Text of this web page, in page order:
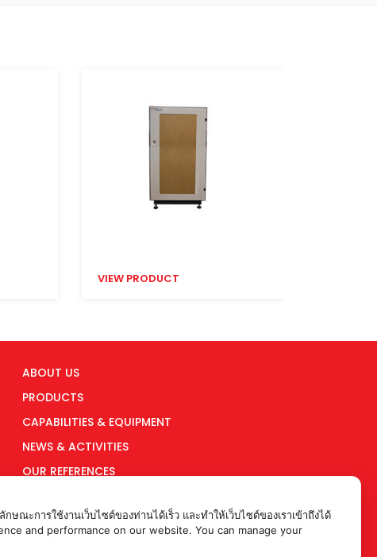
VIEW PRODUCT
ABOUT US
PRODUCTS
CAPABILITIES & EQUIPMENT
NEWS & ACTIVITIES
OUR REFERENCES
WORK WITH US
ณะการใช้งานเว็บไซต์ของท่านได้เร็ว และทำให้เว็บไซต์ของเราเข้าถึงได้
and performance on our website. You can manage your